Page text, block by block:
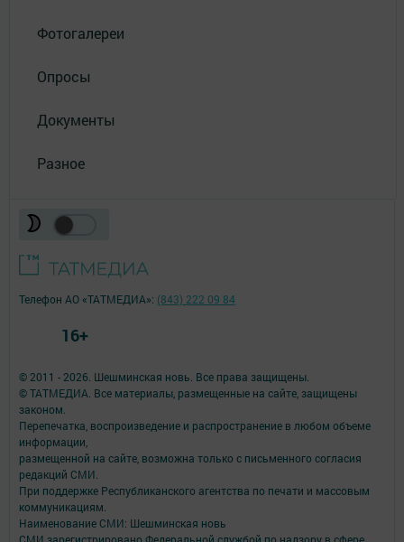
Фотогалереи
Опросы
Документы
Разное
© 2011 - 2026. Шешминская новь. Все права защищены.
© ТАТМЕДИА. Все материалы, размещенные на сайте, защищены
законом.
Перепечатка, воспроизведение и распространение в любом объеме
информации,
размещенной на сайте, возможна только с письменного согласия
редакций СМИ.
При поддержке Республиканского агентства по печати и массовым
коммуникациям.
Наименование СМИ: Шешминская новь
СМИ зарегистрировано Федеральной службой по надзору в сфере
Телефон АО «ТАТМЕДИА»: (843) 222 09 84
16+